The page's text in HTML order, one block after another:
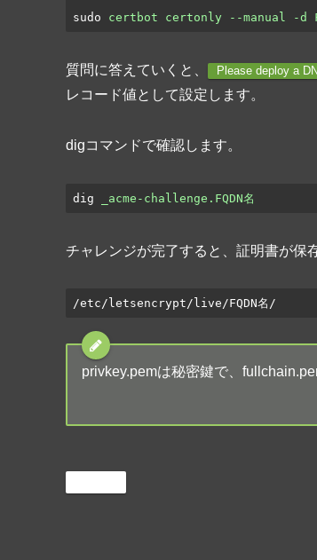
sudo certbot certonly --manual -d
質問に答えていくと、 Please deploy a
レコード値として設定します。
digコマンドで確認します。
dig _acme-challenge.FQDN名
チャレンジが完了すると、証明書が保
/etc/letsencrypt/live/FQDN名/
privkey.pemは秘密鍵で、